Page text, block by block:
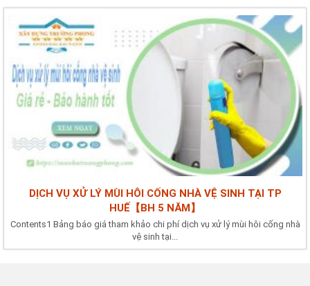
DỊCH VỤ XỬ LÝ MÙI HÔI CỐNG NHÀ VỆ SINH TẠI TP
HUẾ【BH 5 NĂM】
Contents1 Bảng báo giá tham khảo chi phí dịch vụ xử lý mùi hôi cống nhà
vệ sinh tại...